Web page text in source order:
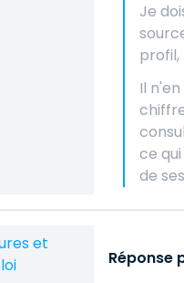
Je
Il
ce
de
et
Réponse